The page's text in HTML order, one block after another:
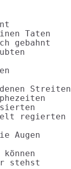
Taten
gebahnt
Streiten
regierten
Augen
stehst